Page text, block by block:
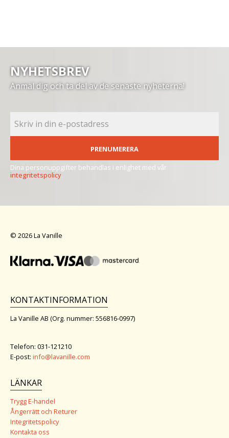
NYHETSBREV
Anmäl dig och ta del av de senaste nyheterna!
PRENUMERERA
Dina personuppgifter behandlas i enlighet med vår
integritetspolicy.
© 2026 La Vanille
KONTAKTINFORMATION
La Vanille AB (Org. nummer: 556816-0997)
Telefon: 031-121210
E-post: info@lavanille.com
LÄNKAR
Trygg E-handel
Ångerrätt och Returer
Integritetspolicy
Kontakta oss